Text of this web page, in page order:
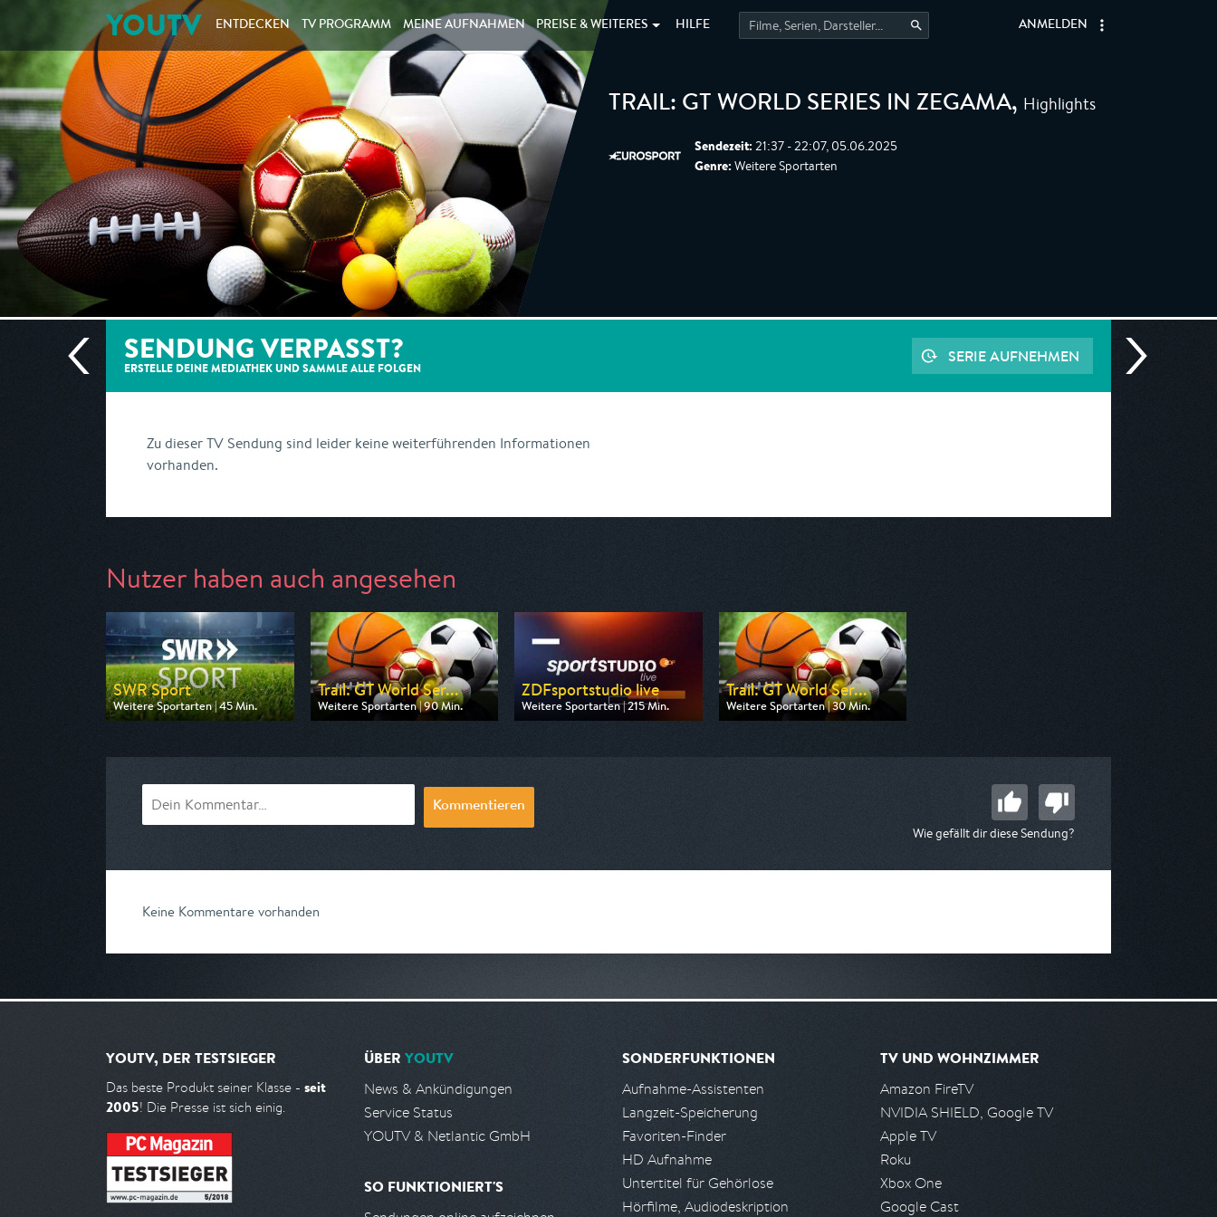
YOUTV ENTDECKEN TV PROGRAMM MEINE AUFNAHMEN PREISE & WEITERES HILFE ANMELDEN
TRAIL: GT WORLD SERIES IN ZEGAMA, Highlights
Sendezeit: 21:37 - 22:07, 05.06.2025
Genre: Weitere Sportarten
SENDUNG VERPASST?
ERSTELLE DEINE MEDIATHEK UND SAMMLE ALLE FOLGEN
SERIE AUFNEHMEN
Zu dieser TV Sendung sind leider keine weiterführenden Informationen
vorhanden.
Nutzer haben auch angesehen
SWR Sport
Weitere Sportarten | 45 Min.
Ausgestrahlt von SWR
Trail: GT World Ser...
Weitere Sportarten | 90 Min.
Ausgestrahlt von Eurosport
ZDFsportstudio live
Weitere Sportarten | 215 Min.
Ausgestrahlt von ZDF
Trail: GT World Ser...
Weitere Sportarten | 30 Min.
Ausgestrahlt von Eurosport
Kommentieren
Wie gefällt dir diese Sendung?
Keine Kommentare vorhanden
YOUTV, DER TESTSIEGER
Das beste Produkt seiner Klasse - seit
2005! Die Presse ist sich einig.
ÜBER YOUTV
News & Ankündigungen
Service Status
YOUTV & Netlantic GmbH
SO FUNKTIONIERT'S
SONDERFUNKTIONEN
Aufnahme-Assistenten
Langzeit-Speicherung
Favoriten-Finder
HD Aufnahme
Untertitel für Gehörlose
Hörfilme, Audiodeskription
TV UND WOHNZIMMER
Amazon FireTV
NVIDIA SHIELD, Google TV
Apple TV
Roku
Xbox One
Google Cast